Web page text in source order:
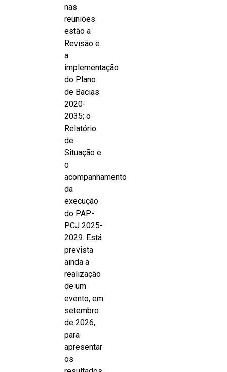
nas
reuniões
estão a
Revisão e
a
implementação
do Plano
de Bacias
2020-
2035; o
Relatório
de
Situação e
o
acompanhamento
da
execução
do PAP-
PCJ 2025-
2029. Está
prevista
ainda a
realização
de um
evento, em
setembro
de 2026,
para
apresentar
os